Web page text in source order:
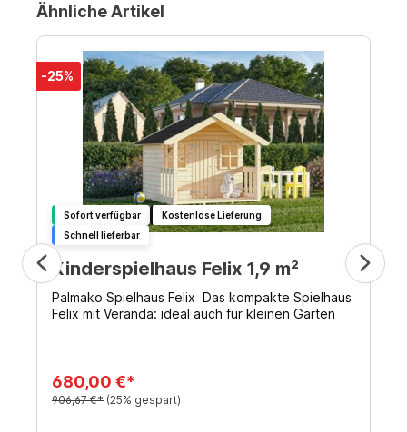
Ähnliche Artikel
-25%
Sofort verfügbar
Kostenlose Lieferung
Schnell lieferbar
Kinderspielhaus Felix 1,9 m²
Palmako Spielhaus Felix Das kompakte Spielhaus
Felix mit Veranda: ideal auch für kleinen Garten
680,00 €*
906,67 €* (25% gespart)